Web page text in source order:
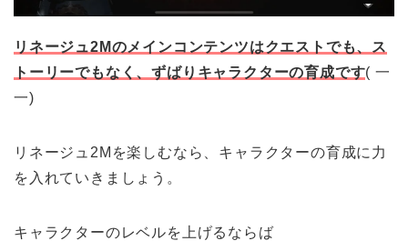
リネージュ2Mのメインコンテンツはクエストでも、ス
トーリーでもなく、ずばりキャラクターの育成です( 一
一)
リネージュ2Mを楽しむなら、キャラクターの育成に力
を入れていきましょう。
キャラクターのレベルを上げるならば